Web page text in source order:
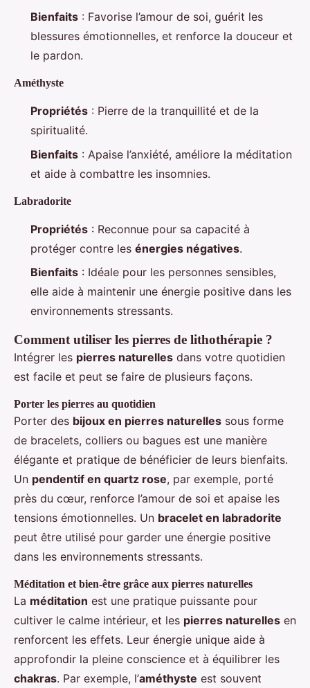
Bienfaits : Favorise l’amour de soi, guérit les
blessures émotionnelles, et renforce la douceur et
le pardon.
Améthyste
Propriétés : Pierre de la tranquillité et de la
spiritualité.
Bienfaits : Apaise l’anxiété, améliore la méditation
et aide à combattre les insomnies.
Labradorite
Propriétés : Reconnue pour sa capacité à
protéger contre les énergies négatives.
Bienfaits : Idéale pour les personnes sensibles,
elle aide à maintenir une énergie positive dans les
environnements stressants.
Comment utiliser les pierres de lithothérapie ?
Intégrer les pierres naturelles dans votre quotidien
est facile et peut se faire de plusieurs façons.
Porter les pierres au quotidien
Porter des bijoux en pierres naturelles sous forme
de bracelets, colliers ou bagues est une manière
élégante et pratique de bénéficier de leurs bienfaits.
Un pendentif en quartz rose, par exemple, porté
près du cœur, renforce l’amour de soi et apaise les
tensions émotionnelles. Un bracelet en labradorite
peut être utilisé pour garder une énergie positive
dans les environnements stressants.
Méditation et bien-être grâce aux pierres naturelles
La méditation est une pratique puissante pour
cultiver le calme intérieur, et les pierres naturelles en
renforcent les effets. Leur énergie unique aide à
approfondir la pleine conscience et à équilibrer les
chakras. Par exemple, l’améthyste est souvent